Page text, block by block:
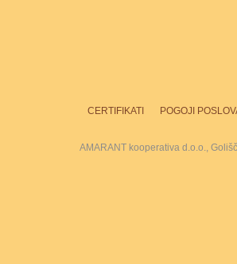
CERTIFIKATI POGOJI
AMARANT kooperativa d.o.o.,